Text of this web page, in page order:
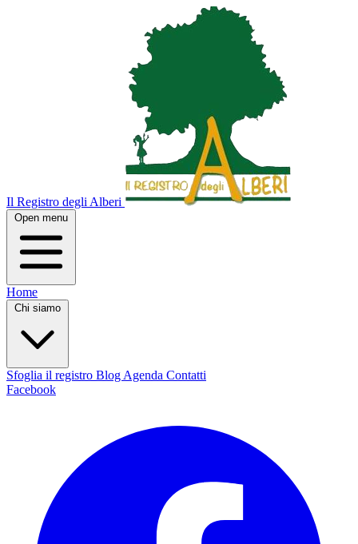
Il Registro degli Alberi
Open menu
Home
Chi siamo
Sfoglia il registro Blog Agenda Contatti
Facebook